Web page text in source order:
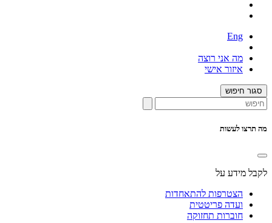
Eng
מה אני רוצה
איזור אישי
סגור חיפוש
מה תרצו לעשות
לקבל מידע על
הצטרפות להתאחדות
ועדה פריטטית
חוברות תחזוקה